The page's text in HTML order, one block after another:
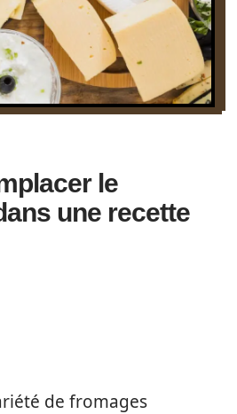
le
une recette
de fromages